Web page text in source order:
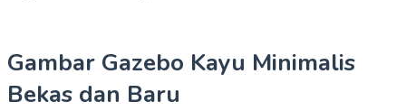
Gambar Gazebo Kayu Minimalis
Bekas dan Baru